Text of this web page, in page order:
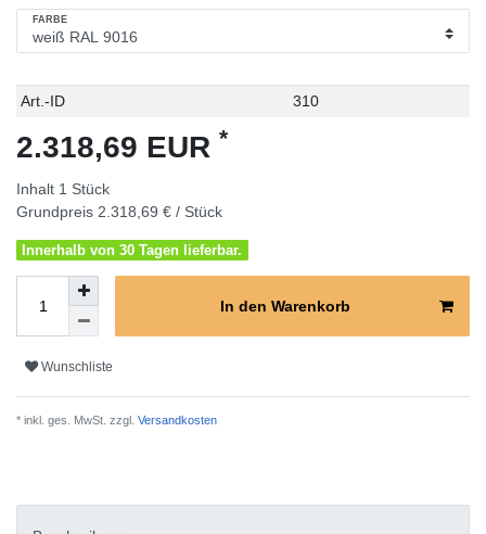
FARBE
Technisches
Wert
Art.-ID 310
2.318,69 EUR *
Inhalt 1 Stück
Grundpreis 2.318,69 € / Stück
Innerhalb von 30 Tagen lieferbar.
In den Warenkorb
Wunschliste
* inkl. ges. MwSt. zzgl. Versandkosten